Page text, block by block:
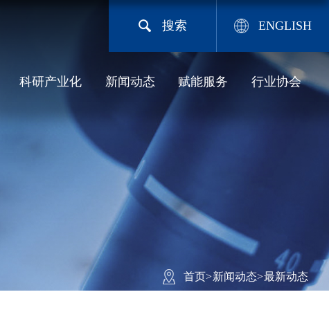
搜索 ENGLISH
科研产业化 新闻动态 赋能服务 行业协会
首页>新闻动态>最新动态